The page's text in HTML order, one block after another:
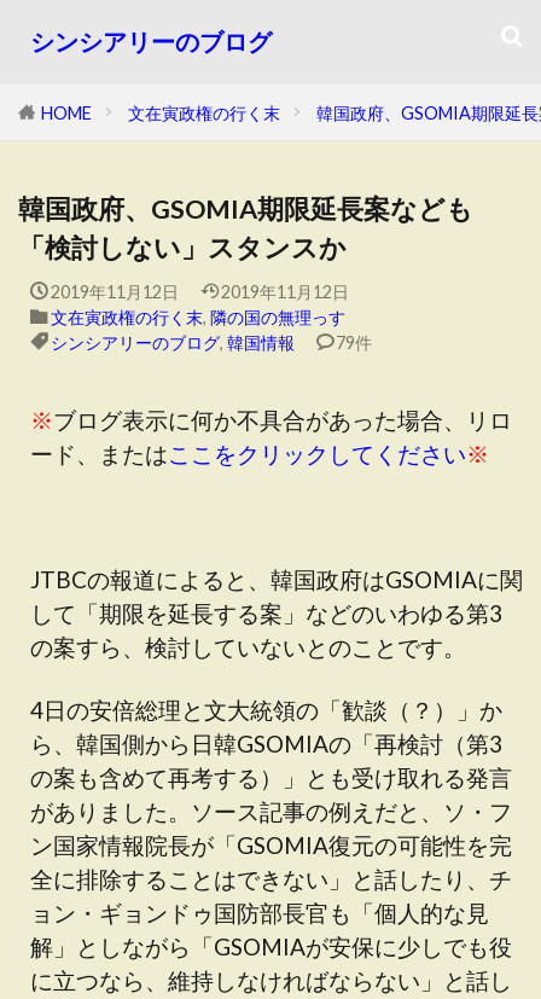
シンシアリーのブログ
HOME 文在寅政権の行く末 韓国政府、GSOMIA期限延
韓国政府、GSOMIA期限延長案なども
「検討しない」スタンスか
2019年11月12日
2019年11月12日
文在寅政権の行く末, 隣の国の無理っす
シンシアリーのブログ, 韓国情報 79件
※ブログ表示に何か不具合があった場合、リロ
ード、またはここをクリックしてください※
JTBCの報道によると、韓国政府はGSOMIAに関
して「期限を延長する案」などのいわゆる第3
の案すら、検討していないとのことです。
4日の安倍総理と文大統領の「歓談（？）」か
ら、韓国側から日韓GSOMIAの「再検討（第3
の案も含めて再考する）」とも受け取れる発言
がありました。ソース記事の例えだと、ソ・フ
ン国家情報院長が「GSOMIA復元の可能性を完
全に排除することはできない」と話したり、チ
ョン・ギョンドゥ国防部長官も「個人的な見
解」としながら「GSOMIAが安保に少しでも役
に立つなら、維持しなければならない」と話し